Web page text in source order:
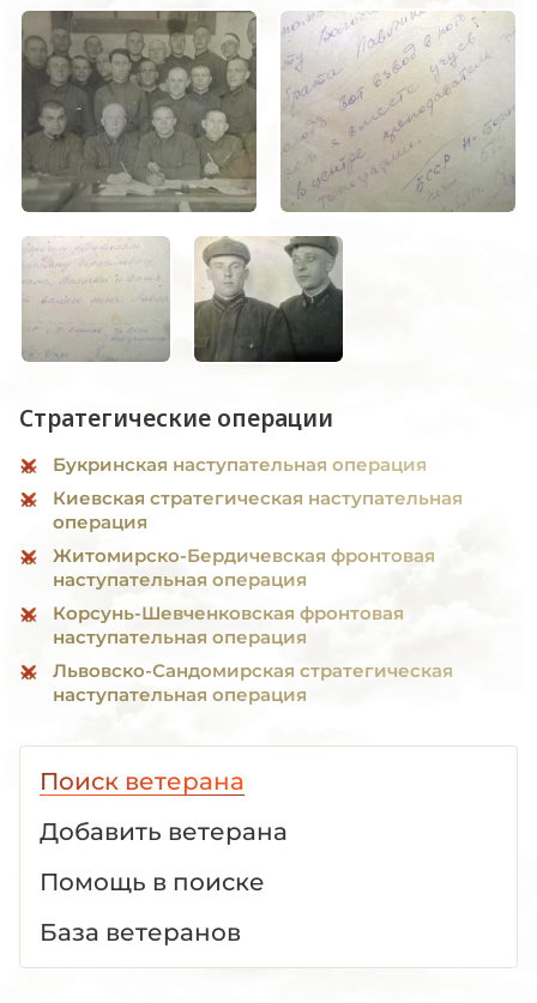
Стратегические операции
Букринская наступательная операция
Киевская стратегическая наступательная
операция
Житомирско-Бердичевская фронтовая
наступательная операция
Корсунь-Шевченковская фронтовая
наступательная операция
Львовско-Сандомирская стратегическая
наступательная операция
Поиск ветерана
Добавить ветерана
Помощь в поиске
База ветеранов